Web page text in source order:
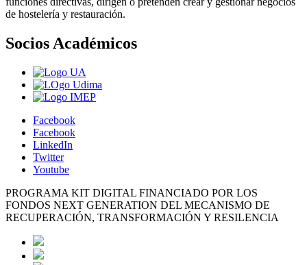
de hostelería y restauración.
Socios Académicos
Facebook
Facebook
LinkedIn
Twitter
Youtube
PROGRAMA KIT DIGITAL FINANCIADO POR LOS
FONDOS NEXT GENERATION DEL MECANISMO DE
RECUPERACIÓN, TRANSFORMACIÓN Y RESILENCIA